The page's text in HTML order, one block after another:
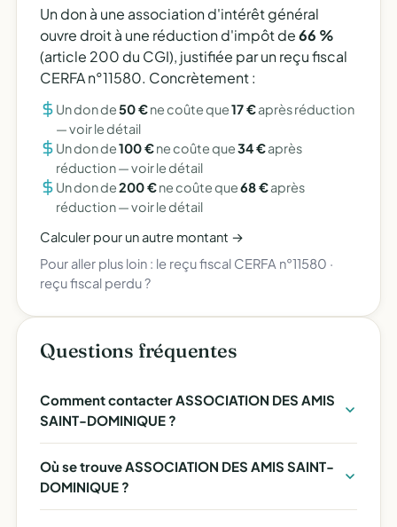
Un don à une association d'intérêt général
ouvre droit à une réduction d'impôt de66 %
(article 200 du CGI), justifiée par un reçu fiscal
CERFA n°11580. Concrètement :
Un don de50 €ne coûte que17 €après réduction
—voir le détail
Un don de100 €ne coûte que34 €après
réduction —voir le détail
Un don de200 €ne coûte que68 €après
réduction —voir le détail
Calculer pour un autre montant →
Pour aller plus loin : le reçu fiscal CERFA n°11580 ·
reçu fiscal perdu ?
Questions fréquentes
Comment contacter ASSOCIATION DES AMIS
SAINT-DOMINIQUE ?
Où se trouve ASSOCIATION DES AMIS SAINT-
DOMINIQUE ?